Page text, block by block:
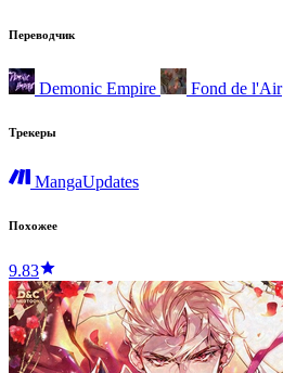
Переводчик
Demonic Empire Fond de l'Air
Трекеры
MangaUpdates
Похожее
9.83